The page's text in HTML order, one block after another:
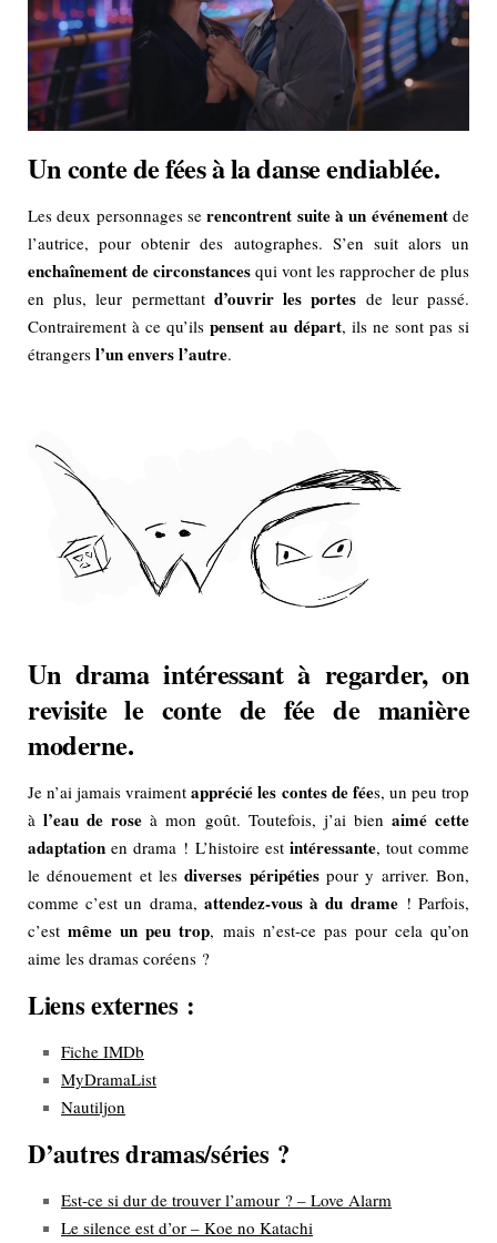
Un conte de fées à la danse endiablée.
Les deux personnages serencontrent suite à un événementde
l’autrice, pour obtenir des autographes. S’en suit alors un
enchaînement de circonstances qui vont les rapprocher de plus
en plus, leur permettant d’ouvrir les portes de leur passé.
Contrairement à ce qu’ilspensent au départ, ils ne sont pas si
étrangers l’un envers l’autre.
Un drama intéressant à regarder, on
revisite le conte de fée de manière
moderne.
Je n’ai jamais vraimentapprécié les contes de fées, un peu trop
àl’eau de rose à mon goût. Toutefois, j’ai bien aimé cette
adaptation en drama ! L’histoire est intéressante, tout comme
le dénouement et lesdiverses péripétiespour y arriver. Bon,
comme c’est un drama, attendez-vous à du drame! Parfois,
c’estmême un peu trop, mais n’est-ce pas pour cela qu’on
aime les dramas coréens ?
Liens externes :
Fiche IMDb
MyDramaList
Nautiljon
D’autres dramas/séries ?
Est-ce si dur de trouver l’amour ? – Love Alarm
Le silence est d’or – Koe no Katachi